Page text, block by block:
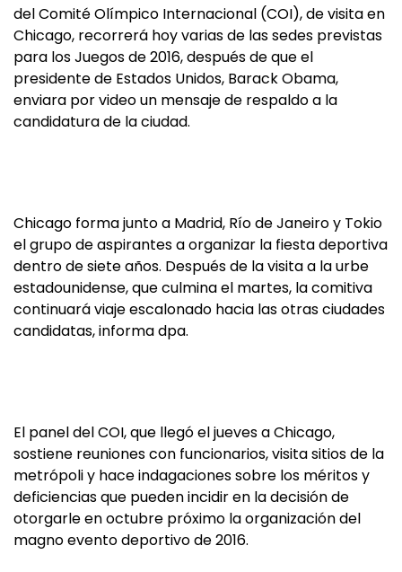
del Comité Olímpico Internacional (COI), de visita en
Chicago, recorrerá hoy varias de las sedes previstas
para los Juegos de 2016, después de que el
presidente de Estados Unidos, Barack Obama,
enviara por video un mensaje de respaldo a la
candidatura de la ciudad.
Chicago forma junto a Madrid, Río de Janeiro y Tokio
el grupo de aspirantes a organizar la fiesta deportiva
dentro de siete años. Después de la visita a la urbe
estadounidense, que culmina el martes, la comitiva
continuará viaje escalonado hacia las otras ciudades
candidatas, informa dpa.
El panel del COI, que llegó el jueves a Chicago,
sostiene reuniones con funcionarios, visita sitios de la
metrópoli y hace indagaciones sobre los méritos y
deficiencias que pueden incidir en la decisión de
otorgarle en octubre próximo la organización del
magno evento deportivo de 2016.